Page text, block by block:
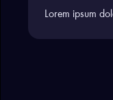
Lorem ipsum